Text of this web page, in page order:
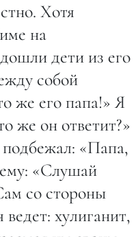
Хотя
на
дети из его
собой
же его папа!» Я
же он ответит?»
«Папа,
«Слушай
со стороны
хулиганит,